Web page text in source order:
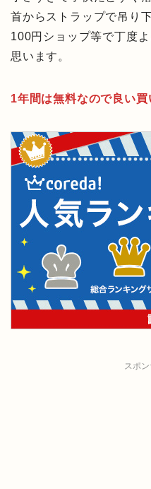
首からストラップで吊り
100円ショップ等で丁度
思います。
1年間は無料なので良い買
スポ